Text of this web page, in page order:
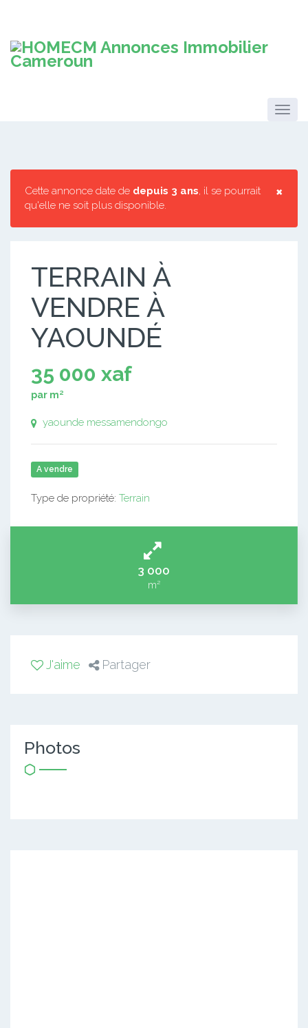
×
Cette annonce date de depuis 3 ans, il se pourrait
qu'elle ne soit plus disponible.
TERRAIN À
VENDRE À
YAOUNDÉ
35 000 xaf
par m²
yaounde messamendongo
A vendre
Type de propriété: Terrain
3 000
m²
J'aime Partager
Photos